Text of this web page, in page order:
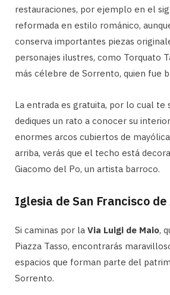
restauraciones, por ejemplo en el
reformada en estilo románico,
conserva importantes piezas
personajes ilustres, como Torquato
más célebre de Sorrento, quien fue
La entrada es gratuita, por lo cual te
dediques un rato a conocer su
enormes arcos cubiertos de
arriba, verás que el techo está
Giacomo del Po, un artista barroco.
Iglesia de San Francisco de
Si caminas por la Via Luigi de Maio,
Piazza Tasso, encontrarás
espacios que forman parte del
Sorrento.